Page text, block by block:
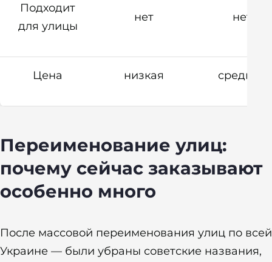
Подходит
для улицы
нет нет
Цена низкая средняя
Переименование улиц:
почему сейчас заказывают
особенно много
После массовой переименования улиц по всей
Украине — были убраны советские названия,